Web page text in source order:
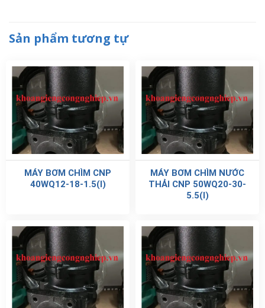
Sản phẩm tương tự
MÁY BƠM CHÌM CNP
40WQ12-18-1.5(I)
MÁY BƠM CHÌM NƯỚC
THẢI CNP 50WQ20-30-
5.5(I)